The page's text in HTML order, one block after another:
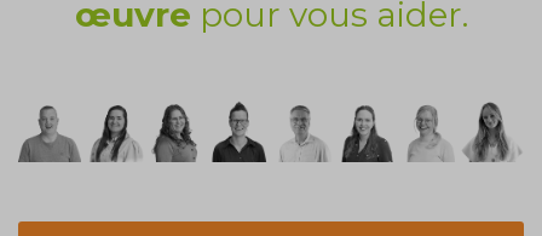
œuvre pour vous aider.